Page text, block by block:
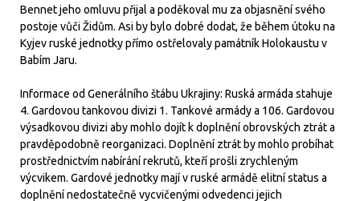
Bennet jeho omluvu přijal a poděkoval mu za objasnění svého
postoje vůči Židům. Asi by bylo dobré dodat, že během útoku na
Kyjev ruské jednotky přímo ostřelovaly památník Holokaustu v
Babím Jaru.
Informace od Generálního štábu Ukrajiny: Ruská armáda stahuje
4. Gardovou tankovou divizi 1. Tankové armády a 106. Gardovou
výsadkovou divizi aby mohlo dojít k doplnění obrovských ztrát a
pravděpodobně reorganizaci. Doplnění ztrát by mohlo probíhat
prostřednictvím nabírání rekrutů, kteří prošli zrychleným
výcvikem. Gardové jednotky mají v ruské armádě elitní status a
doplnění nedostatečně vycvičenými odvedenci jejich